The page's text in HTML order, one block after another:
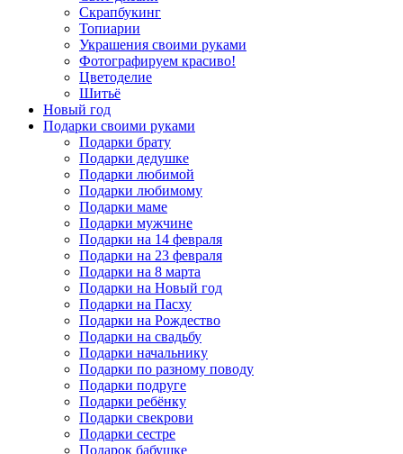
Скрапбукинг
Топиарии
Украшения своими руками
Фотографируем красиво!
Цветоделие
Шитьё
Новый год
Подарки своими руками
Подарки брату
Подарки дедушке
Подарки любимой
Подарки любимому
Подарки маме
Подарки мужчине
Подарки на 14 февраля
Подарки на 23 февраля
Подарки на 8 марта
Подарки на Новый год
Подарки на Пасху
Подарки на Рождество
Подарки на свадьбу
Подарки начальнику
Подарки по разному поводу
Подарки подруге
Подарки ребёнку
Подарки свекрови
Подарки сестре
Подарок бабушке